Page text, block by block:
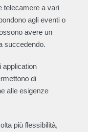
telecamere a vari
agli eventi o
avere un
succedendo.
application
di
alle esigenze
più flessibilità,